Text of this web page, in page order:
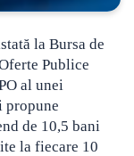
la Bursa de
Publice
al unei
propune
de 10,5 bani
la fiecare 10